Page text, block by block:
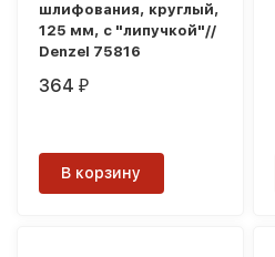
шлифования, круглый,
125 мм, с "липучкой"//
Denzel 75816
364₽
В корзину